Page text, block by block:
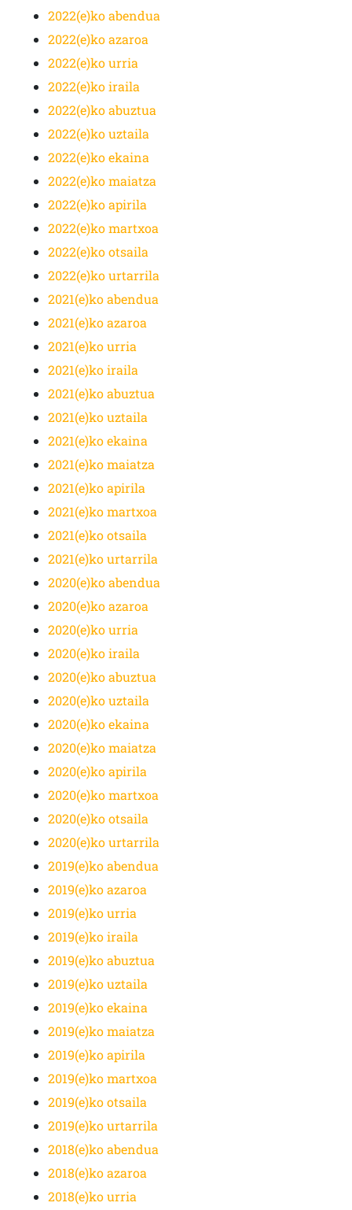
2022(e)ko abendua
2022(e)ko azaroa
2022(e)ko urria
2022(e)ko iraila
2022(e)ko abuztua
2022(e)ko uztaila
2022(e)ko ekaina
2022(e)ko maiatza
2022(e)ko apirila
2022(e)ko martxoa
2022(e)ko otsaila
2022(e)ko urtarrila
2021(e)ko abendua
2021(e)ko azaroa
2021(e)ko urria
2021(e)ko iraila
2021(e)ko abuztua
2021(e)ko uztaila
2021(e)ko ekaina
2021(e)ko maiatza
2021(e)ko apirila
2021(e)ko martxoa
2021(e)ko otsaila
2021(e)ko urtarrila
2020(e)ko abendua
2020(e)ko azaroa
2020(e)ko urria
2020(e)ko iraila
2020(e)ko abuztua
2020(e)ko uztaila
2020(e)ko ekaina
2020(e)ko maiatza
2020(e)ko apirila
2020(e)ko martxoa
2020(e)ko otsaila
2020(e)ko urtarrila
2019(e)ko abendua
2019(e)ko azaroa
2019(e)ko urria
2019(e)ko iraila
2019(e)ko abuztua
2019(e)ko uztaila
2019(e)ko ekaina
2019(e)ko maiatza
2019(e)ko apirila
2019(e)ko martxoa
2019(e)ko otsaila
2019(e)ko urtarrila
2018(e)ko abendua
2018(e)ko azaroa
2018(e)ko urria